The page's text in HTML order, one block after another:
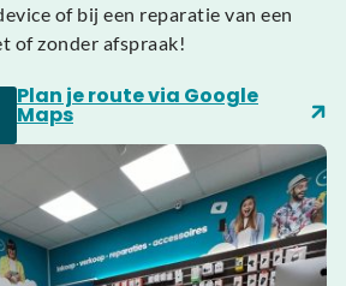
of bij een reparatie van een
of zonder afspraak!
Plan je route via Google
Maps